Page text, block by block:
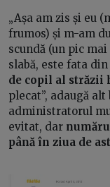
„Așa am zis și eu
frumos) și m-am
scundă (un pic
slabă, este fata
de copil al străzii
plecat”, adaugă
administratorul
evitat, dar
până în ziua de